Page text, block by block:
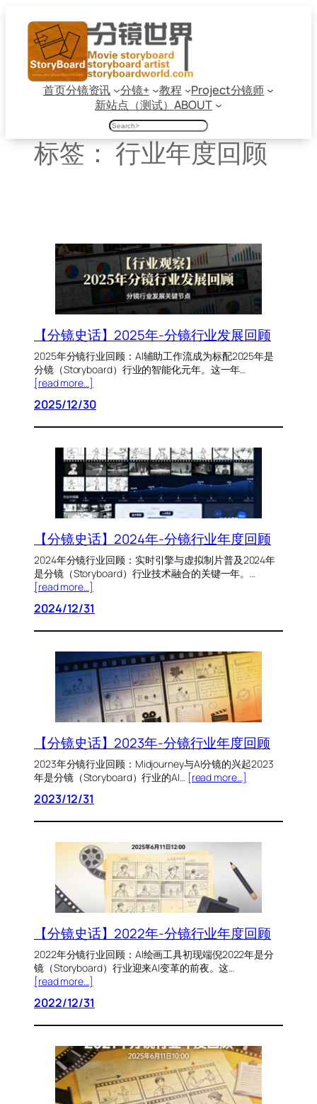
首页分镜资讯 分镜+ 教程 Project分镜师
新站点（测试） ABOUT
搜
索
标签：行业年度回顾
【分镜史话】2025年-分镜行业发展回顾
2025年分镜行业回顾：AI辅助工作流成为标配2025年是
分镜（Storyboard）行业的智能化元年。这一年…
[read more…]
2025/12/30
【分镜史话】2024年-分镜行业年度回顾
2024年分镜行业回顾：实时引擎与虚拟制片普及2024年
是分镜（Storyboard）行业技术融合的关键一年。…
[read more…]
2024/12/31
【分镜史话】2023年-分镜行业年度回顾
2023年分镜行业回顾：Midjourney与AI分镜的兴起2023
年是分镜（Storyboard）行业的AI… [read more…]
2023/12/31
【分镜史话】2022年-分镜行业年度回顾
2022年分镜行业回顾：AI绘画工具初现端倪2022年是分
镜（Storyboard）行业迎来AI变革的前夜。这…
[read more…]
2022/12/31